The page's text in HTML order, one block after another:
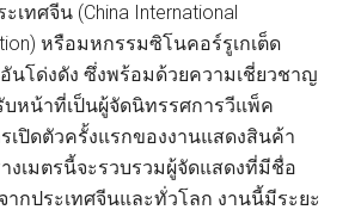
ทศจีน (China International
หรือมหกรรมซิโนคอร์รูเกเต็ด
อันโด่งดัง ซึ่งพร้อมด้วยความเชี่ยวชาญ
บหน้าที่เป็นผู้จัดนิทรรศการวีแพ็ค
เปิดตัวครั้งแรกของงานแสดงสินค้า
งเมตรนี้จะรวบรวมผู้จัดแสดงที่มีชื่อ
ากประเทศจีนและทั่วโลก งานนี้มีระยะ